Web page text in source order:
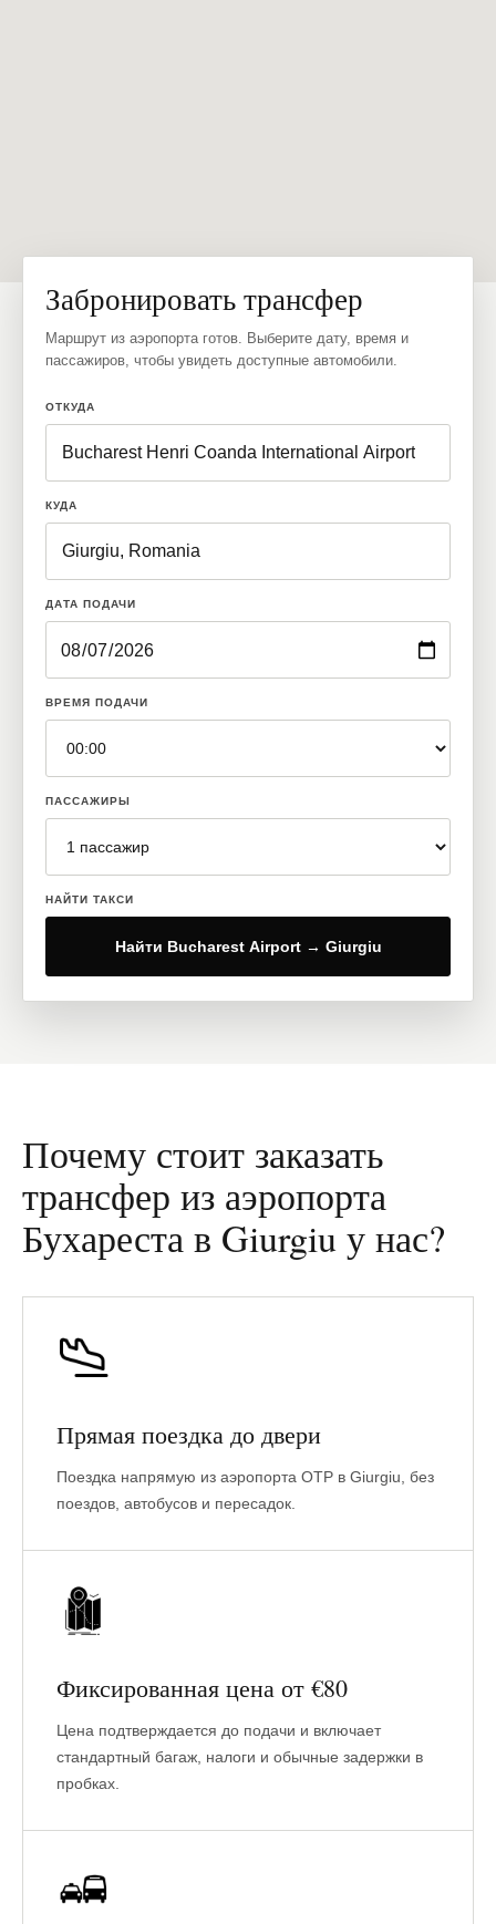
Забронировать трансфер
Маршрут из аэропорта готов. Выберите дату, время и
пассажиров, чтобы увидеть доступные автомобили.
ОТКУДА
КУДА
ДАТА ПОДАЧИ
ВРЕМЯ ПОДАЧИ
ПАССАЖИРЫ
НАЙТИ ТАКСИ
Найти Bucharest Airport → Giurgiu
Почему стоит заказать
трансфер из аэропорта
Бухареста в Giurgiu у нас?
Прямая поездка до двери
Поездка напрямую из аэропорта OTP в Giurgiu, без
поездов, автобусов и пересадок.
Фиксированная цена от €80
Цена подтверждается до подачи и включает
стандартный багаж, налоги и обычные задержки в
пробках.